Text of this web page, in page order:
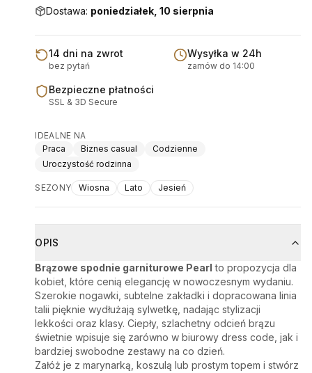
Dostawa: poniedziałek, 10 sierpnia
14 dni na zwrot
bez pytań
Wysyłka w 24h
zamów do 14:00
Bezpieczne płatności
SSL & 3D Secure
IDEALNE NA
Praca
Biznes casual
Codzienne
Uroczystość rodzinna
SEZONY Wiosna Lato Jesień
OPIS
Brązowe spodnie garniturowe Pearl to propozycja dla
kobiet, które cenią elegancję w nowoczesnym wydaniu.
Szerokie nogawki, subtelne zakładki i dopracowana linia
talii pięknie wydłużają sylwetkę, nadając stylizacji
lekkości oraz klasy. Ciepły, szlachetny odcień brązu
świetnie wpisuje się zarówno w biurowy dress code, jak i
bardziej swobodne zestawy na co dzień.
Załóż je z marynarką, koszulą lub prostym topem i stwórz